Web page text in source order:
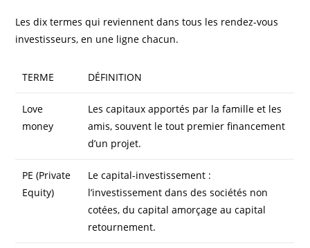
Les dix termes qui reviennent dans tous les rendez-vous
investisseurs, en une ligne chacun.
TERME DÉFINITION
Love
money
Les capitaux apportés par la famille et les
amis, souvent le tout premier financement
d’un projet.
PE (Private
Equity)
Le capital-investissement :
l’investissement dans des sociétés non
cotées, du capital amorçage au capital
retournement.